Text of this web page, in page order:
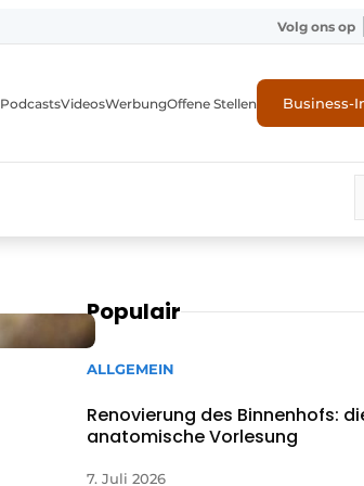
Volg ons op
PodcastsVideosWerbungOffene Stellen Business-
Populair
ALLGEMEIN
Renovierung des Binnenhofs:
anatomische Vorlesung
7. Juli 2026